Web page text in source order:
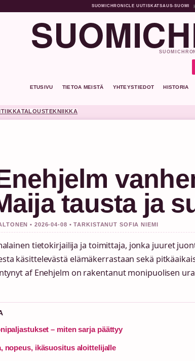
SUOMICHRONICLE UUTISKATSAUS•SUOMI
ETUSIVU TIETOA MEISTÄ YHTEYSTIEDOT HISTORIA
TALOUSTEKNIIKKA
tausta ja
• 2026-04-08 • TARKISTANUT SOFIA NIEMI
tietokirjailija ja toimittaja, jonka juuret
käsittelevästä elämäkerrastaan sekä
af Enehjelm on rakentanut monipuolisen
– miten sarja päättyy
nopeus, ikäsuositus aloittelijalle